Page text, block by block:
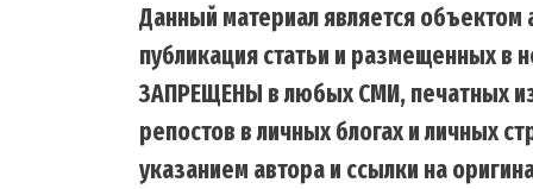
Данный материал является объектом
публикация статьи и размещенных в
ЗАПРЕЩЕНЫ в любых СМИ, печатных
репостов в личных блогах и личных
указанием автора и ссылки на